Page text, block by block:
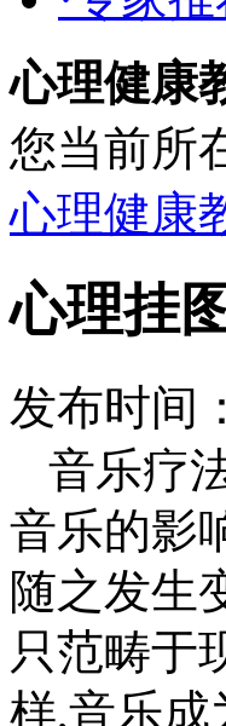
心理健康
您当前所
心理健康
心理挂
发布时间
音乐疗
音乐的影
随之发生
只范畴于
样,音乐成